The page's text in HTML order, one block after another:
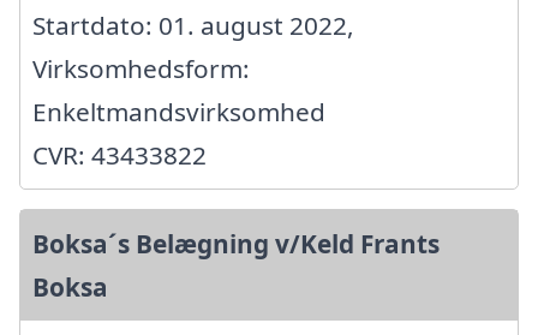
Startdato: 01. august 2022,
Virksomhedsform:
Enkeltmandsvirksomhed
CVR: 43433822
Boksa´s Belægning v/Keld Frants
Boksa